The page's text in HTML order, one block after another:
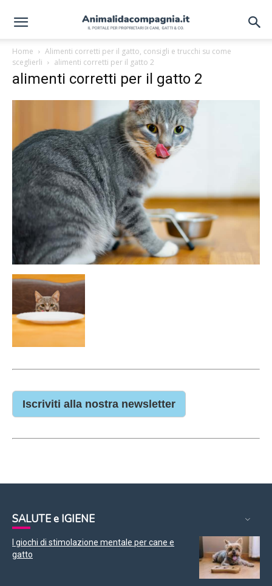
Home
Alimenti corretti per il gatto, consigli e trucchi su come
sceglierli
alimenti corretti per il gatto 2
alimenti corretti per il gatto 2
Iscriviti alla nostra newsletter
SALUTE e IGIENE
I giochi di stimolazione mentale per cane e
gatto